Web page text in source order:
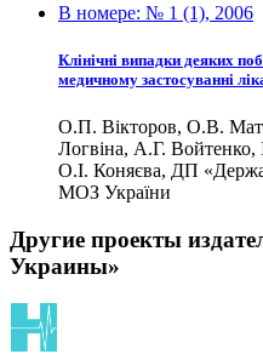
В номере: № 1 (1), 2006
Клінічні випадки деяких
медичному застосуванні
О.П. Вікторов, О.В.
Логвіна, А.Г. Войтенко,
О.І. Коняєва, ДП
МОЗ України
Другие проекты
Украины»